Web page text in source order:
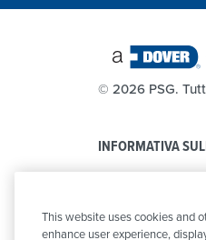
© 2026 PSG.
INFORMATIVA
CODICE DI
This website uses cookies and
enhance user experience,